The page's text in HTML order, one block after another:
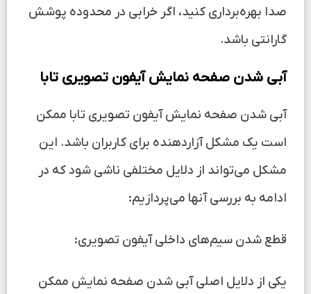
صدا بهره‌برداری کنید، اگر خرابی در محدوده پوشش
گارانتی باشد.
آبی شدن صفحه نمایش آیفون تصویری تابا
آبی شدن صفحه نمایش آیفون تصویری تابا ممکن
است یک مشکل آزاردهنده برای کاربران باشد. این
مشکل می‌تواند از دلایل مختلفی ناشی شود که در
ادامه به بررسی آنها می‌پردازیم:
قطع شدن سیم‌های داخلی آیفون تصویری:
یکی از دلایل اصلی آبی شدن صفحه نمایش ممکن